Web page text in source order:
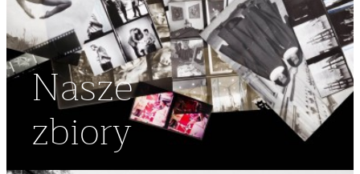
Nasze
zbiory